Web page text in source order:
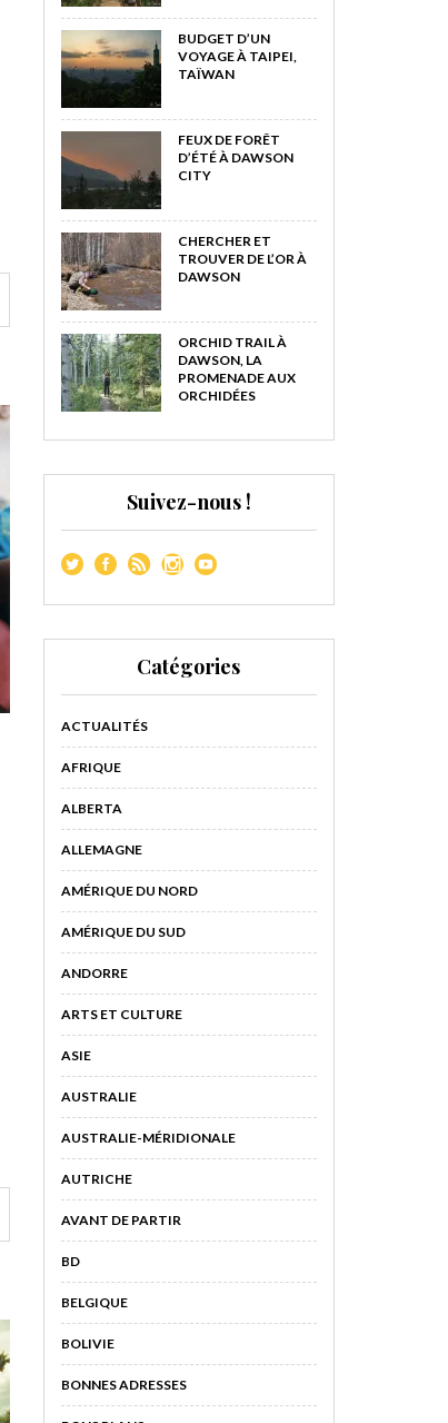
BUDGET D’UN
VOYAGE À TAIPEI,
TAÏWAN
FEUX DE FORÊT
D’ÉTÉ À DAWSON
CITY
CHERCHER ET
TROUVER DE L’OR À
DAWSON
ORCHID TRAIL À
DAWSON, LA
PROMENADE AUX
ORCHIDÉES
Suivez-nous !
Catégories
ACTUALITÉS
AFRIQUE
ALBERTA
ALLEMAGNE
AMÉRIQUE DU NORD
AMÉRIQUE DU SUD
ANDORRE
ARTS ET CULTURE
ASIE
AUSTRALIE
AUSTRALIE-MÉRIDIONALE
AUTRICHE
AVANT DE PARTIR
BD
BELGIQUE
BOLIVIE
BONNES ADRESSES